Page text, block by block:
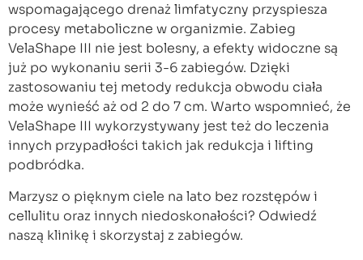
wspomagającego drenaż limfatyczny przyspiesza
procesy metaboliczne w organizmie. Zabieg
VelaShape III nie jest bolesny, a efekty widoczne są
już po wykonaniu serii 3-6 zabiegów. Dzięki
zastosowaniu tej metody redukcja obwodu ciała
może wynieść aż od 2 do 7 cm. Warto wspomnieć, że
VelaShape III wykorzystywany jest też do leczenia
innych przypadłości takich jak redukcja i lifting
podbródka.
Marzysz o pięknym ciele na lato bez rozstępów i
cellulitu oraz innych niedoskonałości? Odwiedź
naszą klinikę i skorzystaj z zabiegów.